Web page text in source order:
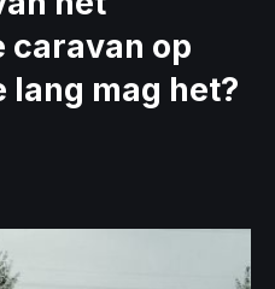
caravan op
lang mag het?